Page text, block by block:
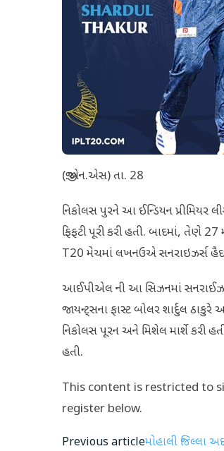
(જી.એન.એસ) તા. 28
નિકોલસ પુરને આ ઈન્ડિયન પ્રીમિયર
ફિફટી પૂરી કરી હતી. બાદમાં, તેણે
T20 મેચમાં લખનઉએ સનરાઇઝર્સ
આઈપીએલ ની આ સિઝનમાં
જાયન્ટ્સના ફાસ્ટ બોલર શાર્દુલ
નિકોલસ પૂરન અને મિશેલ માર્શે કરી
હતી.
This content is restricted to
register below.
Previous articleમોહાલી જિલ્લા